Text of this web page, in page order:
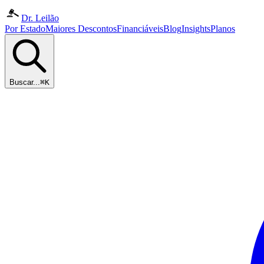
Dr. Leilão
Por EstadoMaiores DescontosFinanciáveisBlogInsightsPlanos
Buscar...⌘K